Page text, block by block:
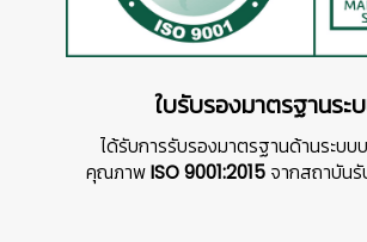
ใบรับรองมาตรฐานระ
ได้รับการรับรองมาตรฐานด้านระบบ
คุณภาพISO 9001:2015 จากสถาบันรั